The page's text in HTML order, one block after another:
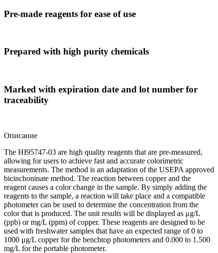
Pre-made reagents for ease of use
Prepared with high purity chemicals
Marked with expiration date and lot number for
traceability
Описание
The HI95747-03 are high quality reagents that are pre-measured,
allowing for users to achieve fast and accurate colorimetric
measurements. The method is an adaptation of the USEPA approved
bicinchoninate method. The reaction between copper and the
reagent causes a color change in the sample. By simply adding the
reagents to the sample, a reaction will take place and a compatible
photometer can be used to determine the concentration from the
color that is produced. The unit results will be displayed as μg/L
(ppb) or mg/L (ppm) of copper. These reagents are designed to be
used with freshwater samples that have an expected range of 0 to
1000 μg/L copper for the benchtop photometers and 0.000 to 1.500
mg/L for the portable photometer.